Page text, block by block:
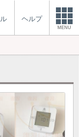
ヘルプ
MENU